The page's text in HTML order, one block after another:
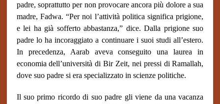
padre, soprattutto per non provocare ancora più dolore a sua
madre, Fadwa. “Per noi l’attività politica significa prigione,
e lei ha già sofferto abbastanza,” dice. Dalla prigione suo
padre lo ha incoraggiato a continuare i suoi studi all’estero.
In precedenza, Aarab aveva conseguito una laurea in
economia dell’università di Bir Zeit, nei pressi di Ramallah,
dove suo padre si era specializzato in scienze politiche.
Il suo primo ricordo di suo padre gli viene da una vacanza